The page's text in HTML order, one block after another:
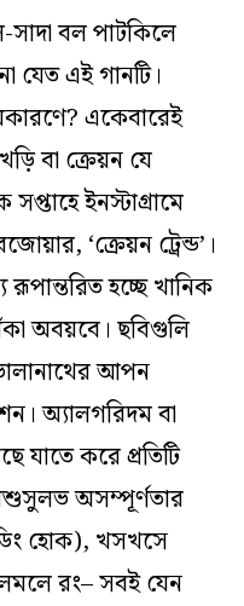
সাদা বল পাটকিলে
এই গানটি‌‌।
একেবারেই
বা ক্রেয়ন যে
ইনস্টাগ্রামে
‘ক্রেয়ন ট্রেন্ড’।
হচ্ছে খানিক
অবয়বে। ছবিগুলি
আপন
অ্যালগরিদম বা
যাতে করে প্রতিটি
অসম্পূর্ণতার
হোক), খসখসে
রং– সবই যেন